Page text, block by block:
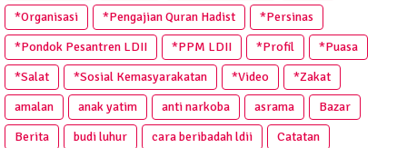
*Organisasi
*Pengajian Quran Hadist
*Persinas
*Pondok Pesantren LDII
*PPM LDII *Profil
*Puasa
*Salat
*Sosial Kemasyarakatan *Video
*Zakat
amalan
anak yatim anti narkoba asrama
Bazar
Berita
budi luhur cara beribadah ldii
Catatan